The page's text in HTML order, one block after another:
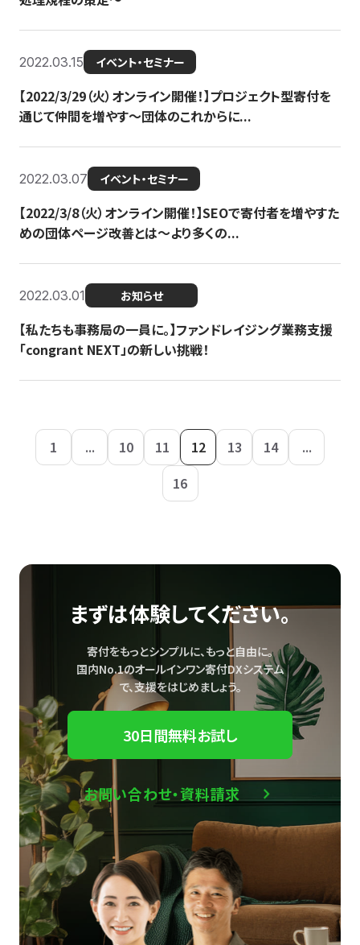
2022.03.15 イベント・セミナー
【2022/3/29（火）オンライン開催！】プロジェクト型寄付を
通じて仲間を増やす～団体のこれからに...
2022.03.07 イベント・セミナー
【2022/3/8（火）オンライン開催！】SEOで寄付者を増やすた
めの団体ページ改善とは～より多くの...
2022.03.01 お知らせ
【私たちも事務局の一員に。】ファンドレイジング業務支援
「congrant NEXT」の新しい挑戦！
1 ... 10 11 12 13 14
...
16
まずは体験してください。
寄付をもっとシンプルに、もっと自由に。
国内No.1のオールインワン寄付DXシステム
で、支援をはじめましょう。
30日間無料お試し
お問い合わせ・資料請求